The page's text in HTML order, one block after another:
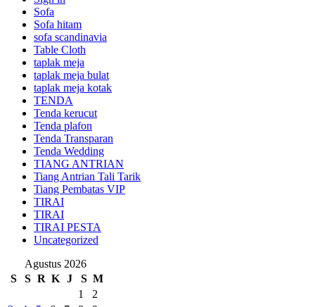
Sofa
Sofa hitam
sofa scandinavia
Table Cloth
taplak meja
taplak meja bulat
taplak meja kotak
TENDA
Tenda kerucut
Tenda plafon
Tenda Transparan
Tenda Wedding
TIANG ANTRIAN
Tiang Antrian Tali Tarik
Tiang Pembatas VIP
TIRAI
TIRAI
TIRAI PESTA
Uncategorized
Agustus 2026
S
S R K J S M
1
2